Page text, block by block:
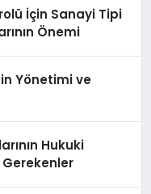
İçin Sanayi Tipi
Önemi
Yönetimi ve
Hukuki